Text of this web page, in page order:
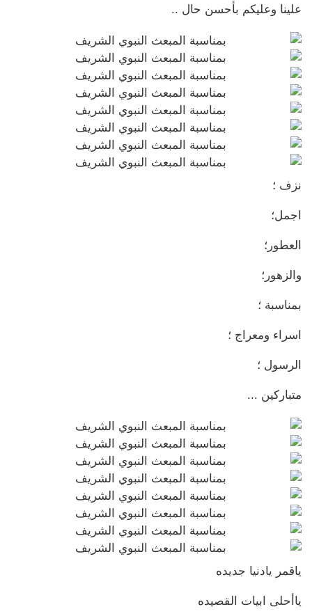
علينا وعليكم بأحسن حال ..
نزف ؛
اجمل؛
العطور؛
والزهور؛
بمناسبة ؛
اسراء ومعراج ؛
الرسول ؛
متباركين ...
ياقمر يادنيا جديده
ياأحلى ابيات القصيده